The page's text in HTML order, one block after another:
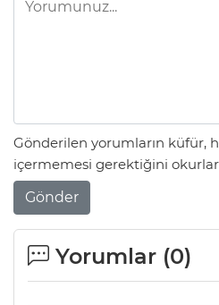
Gönderilen yorumların küfür,
içermemesi gerektiğini
Gönder
Yorumlar (0)